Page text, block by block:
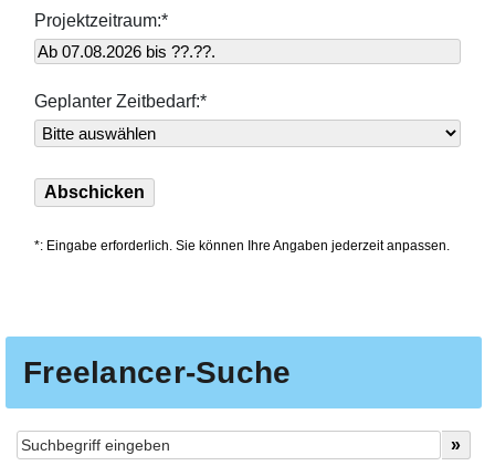
Freelancer-Suche
Projektzeitraum:*
Geplanter Zeitbedarf:*
*: Eingabe erforderlich. Sie können Ihre Angaben jederzeit anpassen.